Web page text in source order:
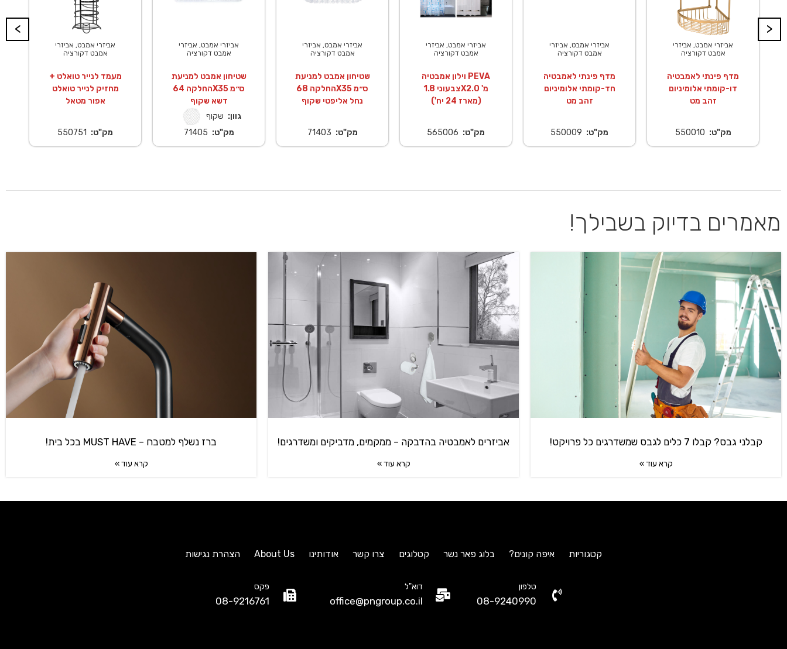
>
אביזרי אמבט, אביזרי
אמבט דקורציה
מדף פינתי לאמבטיה
דו-קומתי אלומיניום
זהב מט
מק"ט: 550010
אביזרי אמבט, אביזרי
אמבט דקורציה
מדף פינתי לאמבטיה
חד-קומתי אלומיניום
זהב מט
מק"ט: 550009
אביזרי אמבט, אביזרי
אמבט דקורציה
וילון אמבטיה PEVA
צבעוני 1.8X2.0 מ'
(מארז 24 יח')
מק"ט: 565006
אביזרי אמבט, אביזרי
אמבט דקורציה
שטיחון אמבט למניעת
החלקה 68X35 ס״מ
נחל אליפטי שקוף
מק"ט: 71403
אביזרי אמבט, אביזרי
אמבט דקורציה
שטיחון אמבט למניעת
החלקה 64X35 ס״מ
דשא שקוף
גוון: שקוף
מק"ט: 71405
אביזרי אמבט, אביזרי
אמבט דקורציה
מעמד לנייר טואלט +
מחזיק לנייר טואלט
אפור מטאל
מק"ט: 550751
<
מאמרים בדיוק בשבילך!
קבלני גבס? קבלו 7 כלים לגבס שמשדרגים כל פרויקט!
קרא עוד »
אביזרים לאמבטיה בהדבקה – ממקמים, מדביקים ומשדרגים!
קרא עוד »
ברז נשלף למטבח – MUST HAVE בכל בית!
קרא עוד »
קטגוריות איפה קונים? בלוג פאר נשר קטלוגים צרו קשר אודותינו About Us הצהרת נגישות
טלפון
08-9240990
דוא"ל
office@pngroup.co.il
פקס
08-9216761